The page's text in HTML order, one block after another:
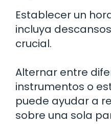
Establecer un
incluya
crucial.
Alternar entre
instrumentos o
puede ayudar a
sobre una sola